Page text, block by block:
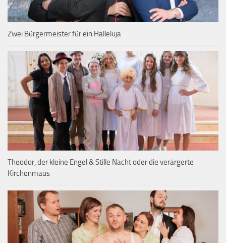
Zwei Bürgermeister für ein Halleluja
Theodor, der kleine Engel & Stille Nacht oder die verärgerte
Kirchenmaus